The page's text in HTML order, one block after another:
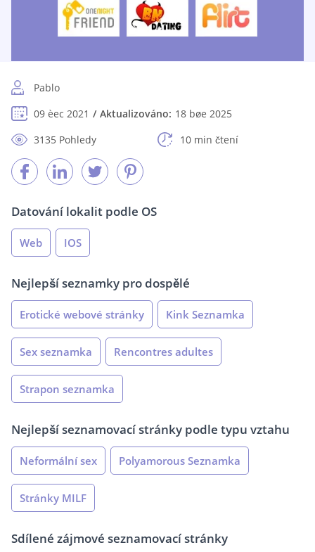
Pablo
09 èec 2021
Aktualizováno: 18 bøe 2025
3135 Pohledy
10 min čtení
Datování lokalit podle OS
Web IOS
Nejlepší seznamky pro dospělé
Erotické webové stránky Kink Seznamka
Sex seznamka Rencontres adultes
Strapon seznamka
Nejlepší seznamovací stránky podle typu vztahu
Neformální sex Polyamorous Seznamka
Stránky MILF
Sdílené zájmové seznamovací stránky